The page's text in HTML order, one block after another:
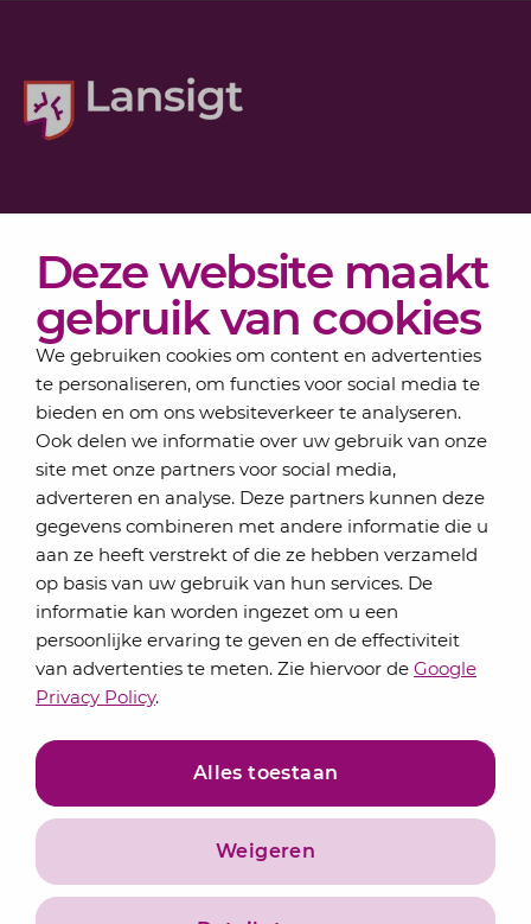
Deze website maakt
gebruik van cookies
We gebruiken cookies om content en advertenties
te personaliseren, om functies voor social media te
bieden en om ons websiteverkeer te analyseren.
Ook delen we informatie over uw gebruik van onze
site met onze partners voor social media,
adverteren en analyse. Deze partners kunnen deze
gegevens combineren met andere informatie die u
aan ze heeft verstrekt of die ze hebben verzameld
op basis van uw gebruik van hun services. De
informatie kan worden ingezet om u een
persoonlijke ervaring te geven en de effectiviteit
van advertenties te meten. Zie hiervoor de Google
Privacy Policy.
Alles toestaan
Weigeren
Actueel
Over Lansigt
Contact
Schrijf je in voor onze nieuwsbrief
Elke maand bundelen de adviseurs van Lansigt in
de eSigt het nieuws.
Jouw emailadres
Inschrijven
PrivacyverklaringAlgemene voorwaarden